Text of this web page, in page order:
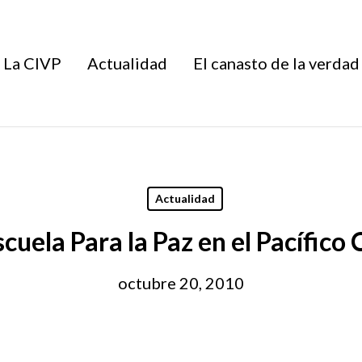
La CIVP Actualidad El canasto de la verdad
Actualidad
Para la Paz en el Pacífico
octubre 20, 2010